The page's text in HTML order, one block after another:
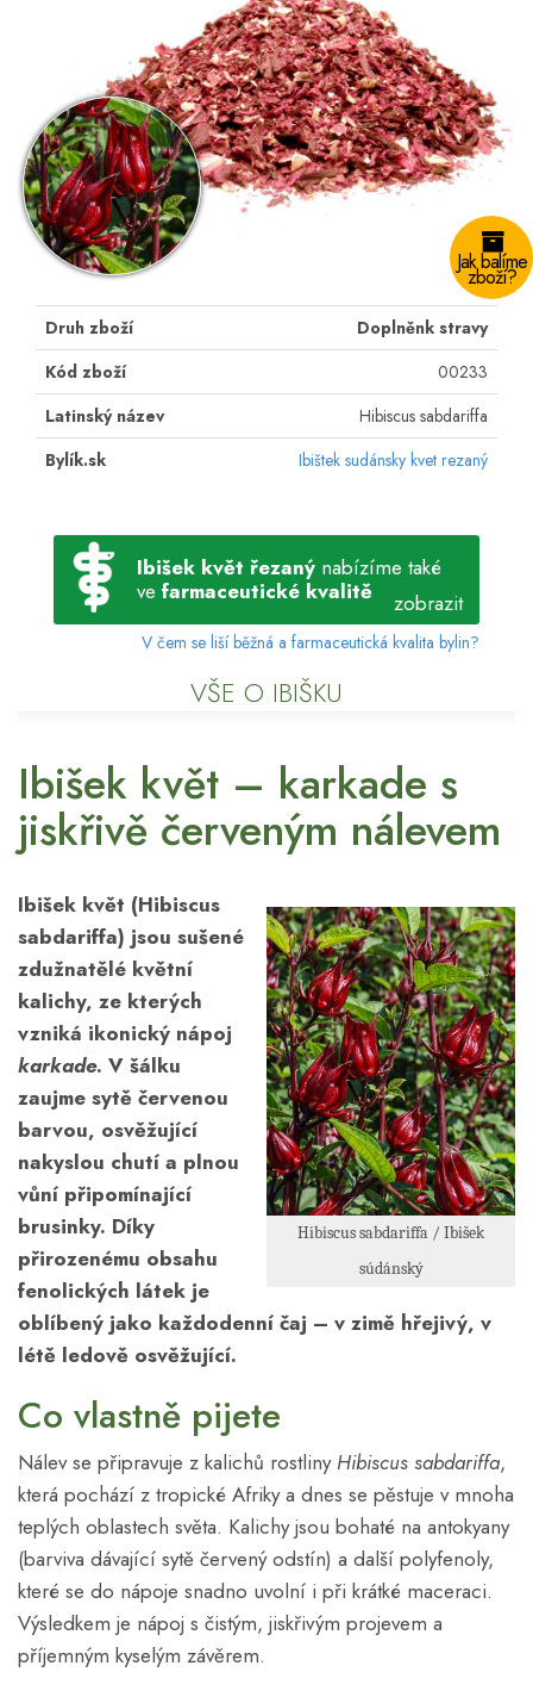
Jak balíme
zboží?
Druh zboží
Doplněnk stravy
Kód zboží
00233
Latinský název
Hibiscus sabdariffa
Bylík.sk
Ibištek sudánsky kvet rezaný
Ibišek květ řezaný nabízíme také
ve farmaceutické kvalitě zobrazit
V čem se liší běžná a farmaceutická kvalita bylin?
VŠE O IBIŠKU
Ibišek květ – karkade s
jiskřivě červeným nálevem
Hibiscus sabdariffa / Ibišek
súdánský
Ibišek květ (Hibiscus
sabdariffa) jsou sušené
zdužnatělé květní
kalichy, ze kterých
vzniká ikonický nápoj
karkade. V šálku
zaujme sytě červenou
barvou, osvěžující
nakyslou chutí a plnou
vůní připomínající
brusinky. Díky
přirozenému obsahu
fenolických látek je
oblíbený jako každodenní čaj – v zimě hřejivý, v
létě ledově osvěžující.
Co vlastně pijete
Nálev se připravuje z kalichů rostliny Hibiscus sabdariffa,
která pochází z tropické Afriky a dnes se pěstuje v mnoha
teplých oblastech světa. Kalichy jsou bohaté na antokyany
(barviva dávající sytě červený odstín) a další polyfenoly,
které se do nápoje snadno uvolní i při krátké maceraci.
Výsledkem je nápoj s čistým, jiskřivým projevem a
příjemným kyselým závěrem.